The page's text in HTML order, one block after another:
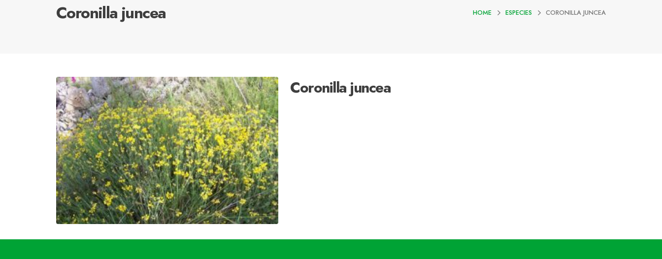
Coronilla juncea HOME ESPECIES CORONILLA JUNCEA
Coronilla juncea